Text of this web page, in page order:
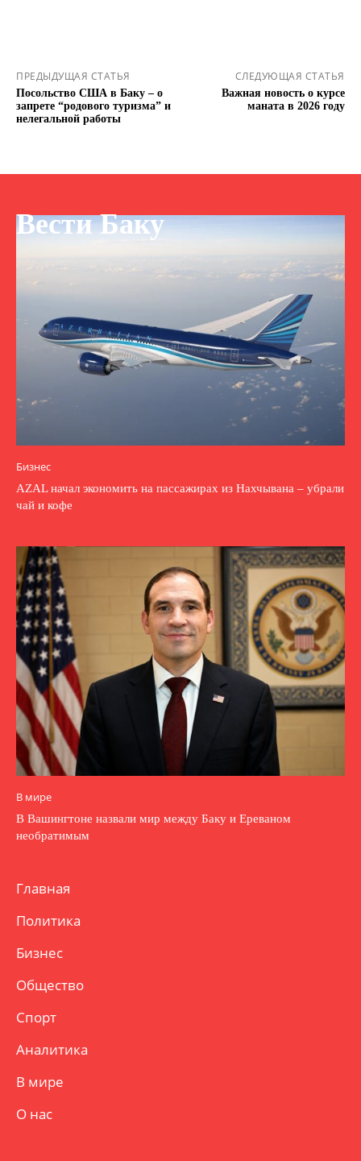
ПРЕДЫДУЩАЯ СТАТЬЯ
Посольство США в Баку – о
запрете “родового туризма” и
нелегальной работы
СЛЕДУЮЩАЯ СТАТЬЯ
Важная новость о курсе
маната в 2026 году
Вести Баку
Бизнес
AZAL начал экономить на пассажирах из Нахчывана – убрали
чай и кофе
В мире
В Вашингтоне назвали мир между Баку и Ереваном
необратимым
Главная
Политика
Бизнес
Общество
Спорт
Аналитика
В мире
О нас